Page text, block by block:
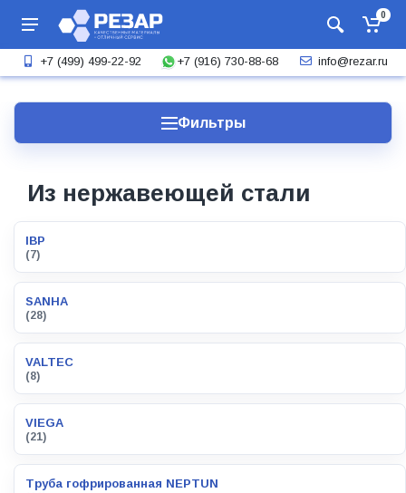
0
+7 (499) 499-22-92 +7 (916) 730-88-68 info@rezar.ru
Фильтры
Из нержавеющей стали
IBP
(7)
SANHA
(28)
VALTEC
(8)
VIEGA
(21)
Труба гофрированная NEPTUN